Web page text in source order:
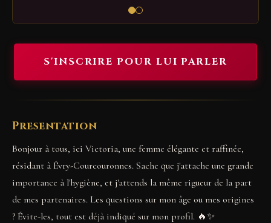
S'INSCRIRE POUR LUI PARLER
Presentation
Bonjour à tous, ici Victoria, une femme élégante et raffinée,
résidant à Évry-Courcouronnes. Sache que j'attache une grande
importance à l'hygiène, et j'attends la même rigueur de la part
de mes partenaires. Les questions sur mon âge ou mes origines
? Évite-les, tout est déjà indiqué sur mon profil. 🔥✨